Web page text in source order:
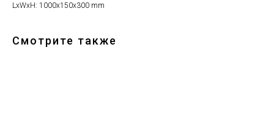
LxWxH: 1000x150x300 mm
Смотрите также